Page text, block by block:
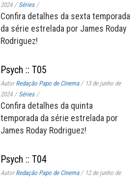
2024 / Séries /
Confira detalhes da sexta temporada
da série estrelada por James Roday
Rodriguez!
Psych :: T05
AutorRedação Papo de Cinema / 13 de junho de
2024 / Séries /
Confira detalhes da quinta
temporada da série estrelada por
James Roday Rodriguez!
Psych :: T04
AutorRedação Papo de Cinema / 12 de junho de